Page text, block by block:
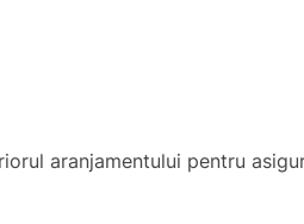
aranjamentului pentru